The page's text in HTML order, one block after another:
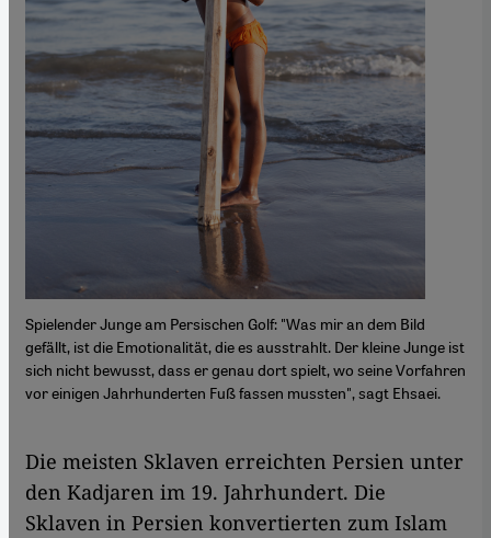
Spielender Junge am Persischen Golf: "Was mir an dem Bild
gefällt, ist die Emotionalität, die es ausstrahlt. Der kleine Junge ist
sich nicht bewusst, dass er genau dort spielt, wo seine Vorfahren
vor einigen Jahrhunderten Fuß fassen mussten", sagt Ehsaei.
Die meisten Sklaven erreichten Persien unter
den Kadjaren im 19. Jahrhundert. Die
Sklaven in Persien konvertierten zum Islam